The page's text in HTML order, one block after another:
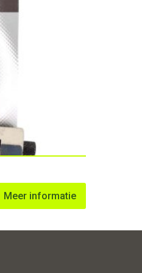
Meer informatie